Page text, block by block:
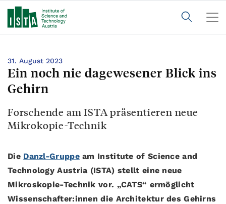
31. August 2023
Ein noch nie dagewesener Blick ins
Gehirn
Forschende am ISTA präsentieren neue
Mikrokopie-Technik
Die Danzl-Gruppeam Institute of Science and
Technology Austria (ISTA) stellt eine neue
Mikroskopie-Technik vor. „CATS“ ermöglicht
Wissenschafter:innen die Architektur des Gehirns